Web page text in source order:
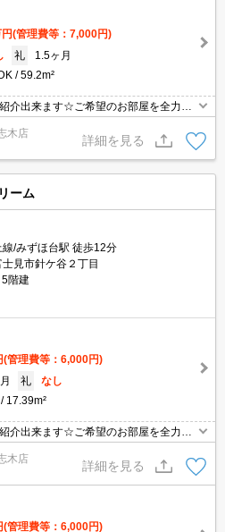
(管理費等：7,000円)
礼
1.5ヶ月
59.2m²
介出来ます☆ご希望のお部屋を全力で
木店
詳細を見る
ーム
/みずほ台駅 徒歩12分
見市針ケ谷２丁目
5階建
(管理費等：6,000円)
礼
なし
17.39m²
介出来ます☆ご希望のお部屋を全力で
木店
詳細を見る
(管理費等：6,000円)